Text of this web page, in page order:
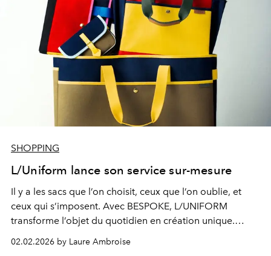
SHOPPING
L/Uniform lance son service sur-mesure
Il y a les sacs que l’on choisit, ceux que l’on oublie, et
ceux qui s’imposent. Avec BESPOKE, L/UNIFORM
transforme l’objet du quotidien en création unique.
pour durer, pensée pour accompagner mais surtout
02.02.2026 by Laure Ambroise